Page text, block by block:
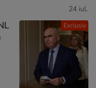
Exclusiv
24 iul.